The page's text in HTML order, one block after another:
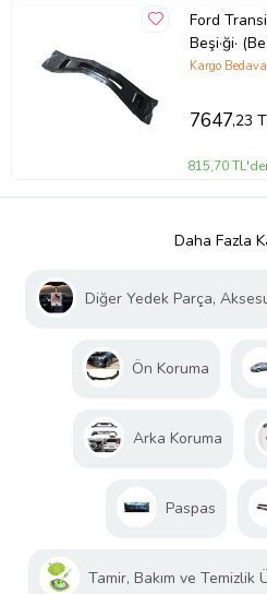
Ford
Beşi·ği·
Traversi·)
Kargo Bedava
7647,23
815,70
Daha Fazla
Diğer Yedek Parça,
Ön Koruma
Arka Koruma
Paspas
Tamir, Bakım ve Temizlik